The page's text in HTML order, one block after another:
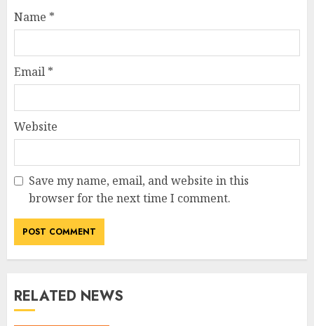
Name *
Email *
Website
Save my name, email, and website in this
browser for the next time I comment.
RELATED NEWS